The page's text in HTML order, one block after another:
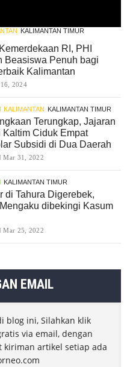
KALIMANTAN TIMUR
RI, PHI
Beasiswa Penuh bagi
Kalimantan
2024
KALIMANTAN KALIMANTAN TIMUR
Terungkap, Jajaran
Kaltim Ciduk Empat
Subsidi di Dua Daerah
Mar 31, 2022
KALIMANTAN TIMUR
di Tahura Digerebek,
dibekingi Kasum
Mar 25, 2022
EMAIL
blog ini, Silahkan klik
via email, dengan
kiriman artikel setiap ada